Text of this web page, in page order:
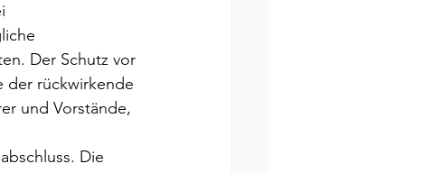
Der Schutz vor
der rückwirkende
und Vorstände,
Die